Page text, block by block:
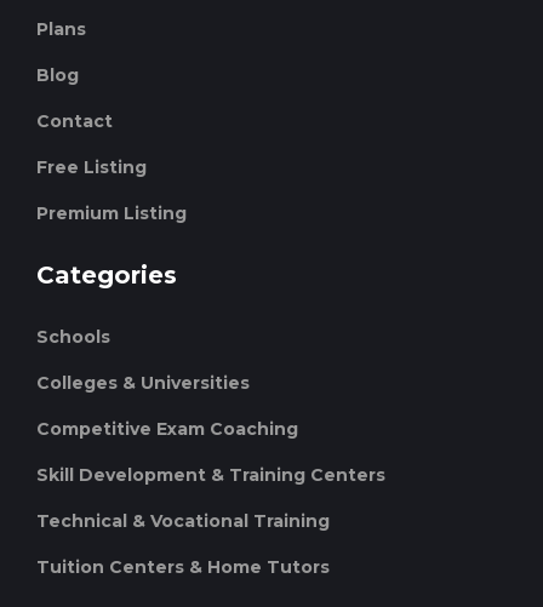
Plans
Blog
Contact
Free Listing
Premium Listing
Categories
Schools
Colleges & Universities
Competitive Exam Coaching
Skill Development & Training Centers
Technical & Vocational Training
Tuition Centers & Home Tutors